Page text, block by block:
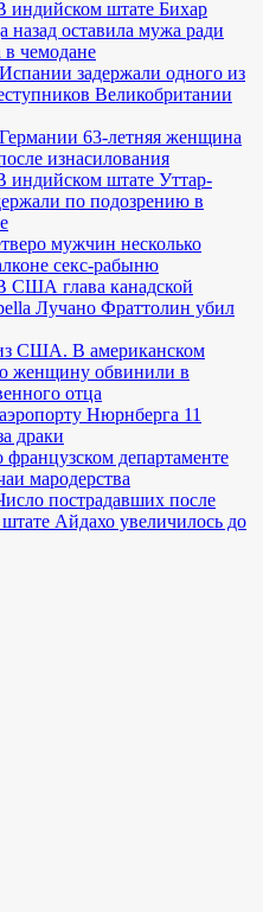
индийском штате Бихар
назад оставила мужа ради
чемодане
задержали одного из
Великобритании
63-летняя женщина
изнасилования
штате Уттар-
по подозрению в
мужчин несколько
секс-рабыню
США глава канадской
Лучано Фраттолин убил
США. В американском
женщину обвинили в
отца
Нюрнберга 11
драки
департаменте
мародерства
пострадавших после
Айдахо увеличилось до